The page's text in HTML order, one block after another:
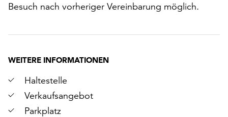
Besuch nach vorheriger Vereinbarung möglich.
WEITERE INFORMATIONEN
Haltestelle
Verkaufsangebot
Parkplatz